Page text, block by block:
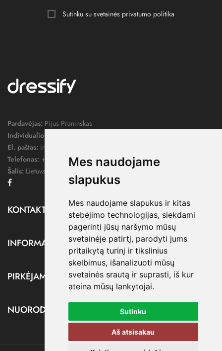
Mes naudojame
slapukus
Mes naudojame slapukus ir kitas
stebėjimo technologijas, siekdami
pagerinti jūsų naršymo mūsų
svetainėje patirtį, parodyti jums
pritaikytą turinį ir tikslinius
skelbimus, išanalizuoti mūsų
svetainės srautą ir suprasti, iš kur
ateina mūsų lankytojai.
Sutinku
Aš atsisakau
Sutinku su svetainės privatumo politika
Pardavėjas: Pijus Praninskas
Individualios veiklos pažymos nr.:
El. paštas: info@dressify.lt
Telefonas: +370 676 78578
Šalis: Lietuva
KONTAKTAI
INFORMACIJA
PIRKĖJAMS
NUORODOS